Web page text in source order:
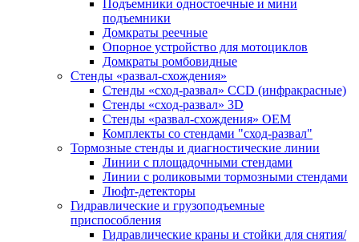
Подъемники одностоечные и мини
подъемники
Домкраты реечные
Опорное устройство для мотоциклов
Домкраты ромбовидные
Стенды «развал-схождения»
Стенды «сход-развал» CCD (инфракрасные)
Стенды «сход-развал» 3D
Стенды «развал-схождения» ОЕМ
Комплекты со стендами "сход-развал"
Тормозные стенды и диагностические линии
Линии с площадочными стендами
Линии с роликовыми тормозными стендами
Люфт-детекторы
Гидравлические и грузоподъемные
приспособления
Гидравлические краны и стойки для снятия/